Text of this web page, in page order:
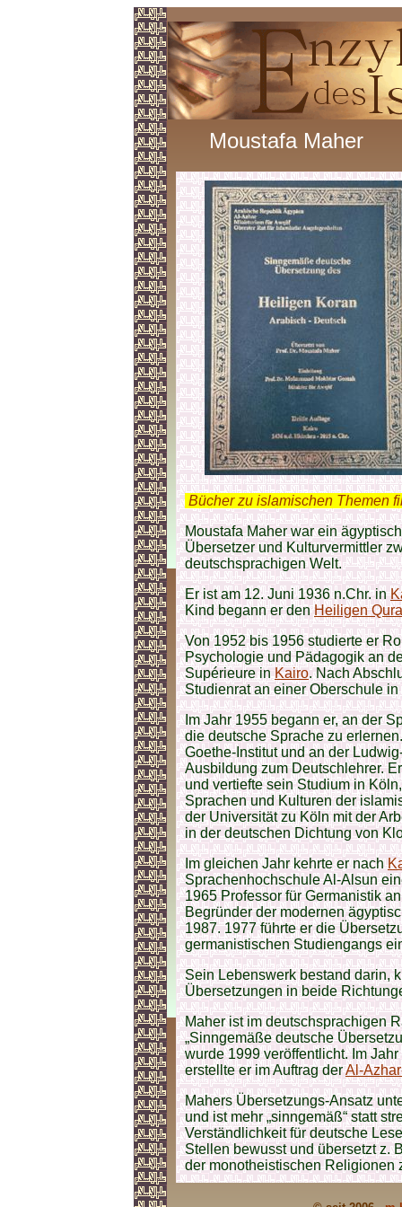
Moustafa Maher
Bücher zu islamischen Themen
Moustafa Maher war ein
Übersetzer und Kulturvermittler
deutschsprachigen Welt.
Er ist am 12. Juni 1936 n.Chr. in
Kind begann er denHeiligen
Von 1952 bis 1956 studierte er
Psychologie und Pädagogik an
Supérieure inKairo. Nach
Studienrat an einer Oberschule in
Im Jahr 1955 begann er, an der
die deutsche Sprache zu
Goethe-Institut und an der
Ausbildung zum Deutschlehrer.
und vertiefte sein Studium in
Sprachen und Kulturen der
der Universität zu Köln mit der
in der deutschen Dichtung von
Im gleichen Jahr kehrte er nach
Sprachenhochschule Al-Alsun
1965 Professor für Germanistik
Begründer der modernen
1987. 1977 führte er die
germanistischen Studiengangs
Sein Lebenswerk bestand darin,
Übersetzungen in beide
Maher ist im deutschsprachigen
„Sinngemäße deutsche
wurde 1999 veröffentlicht. Im
erstellte er im Auftrag derAl-
Mahers Übersetzungs-Ansatz
und ist mehr „sinngemäß“ statt
Verständlichkeit für deutsche
Stellen bewusst und übersetzt z.
der monotheistischen Religionen